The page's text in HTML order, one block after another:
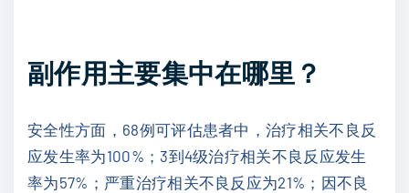
副作用主要集中在哪里？
安全性方面，68例可评估患者中，治疗相关不良反
应发生率为100%；3到4级治疗相关不良反应发生
率为57%；严重治疗相关不良反应为21%；因不良